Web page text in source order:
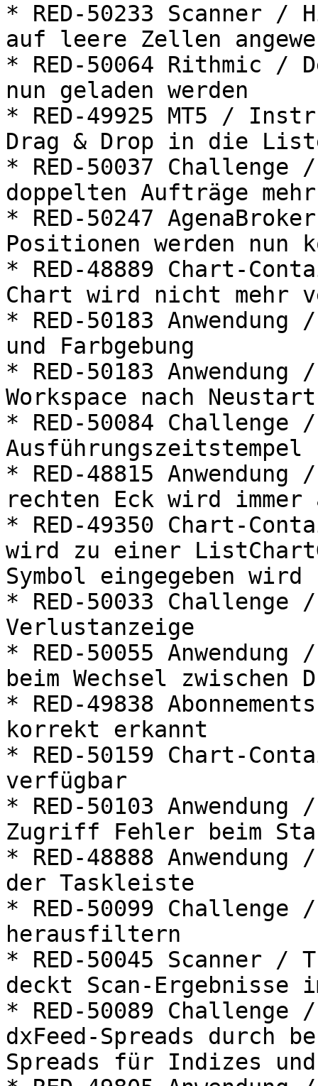
* RED-50233 Scanner
auf leere Zellen
* RED-50064 Rithmic /
nun geladen werden
* RED-49925 MT5 /
Drag & Drop in die
* RED-50037
doppelten Aufträge mehr
* RED-50247
Positionen werden nun
* RED-48889 Chart-
Chart wird nicht mehr
* RED-50183
und Farbgebung
* RED-50183
Workspace nach
* RED-50084 Challenge
* RED-48815
rechten Eck wird immer
* RED-49350 Chart-
wird zu einer
Symbol eingegeben wird
* RED-50033 Challenge
Verlustanzeige
* RED-50055
beim Wechsel zwischen
* RED-49838
korrekt erkannt
* RED-50159 Chart-
verfügbar
* RED-50103
Zugriff Fehler beim
* RED-48888
der Taskleiste
* RED-50099
herausfiltern
* RED-50045 Scanner /
deckt Scan-Ergebnisse
* RED-50089
dxFeed-Spreads durch
Spreads für Indizes